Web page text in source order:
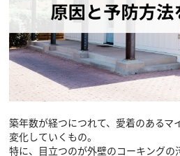
築年数が経つにつれて、愛着のあるマ
変化していくもの。
特に、目立つのが外壁のコーキングの